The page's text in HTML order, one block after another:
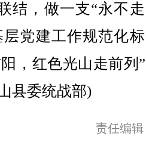
结，做一支“永不
层党建工作规范化
，红色光山走前列
县委统战部)
责任编